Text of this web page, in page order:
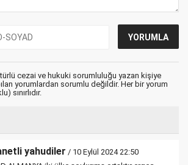
türlü cezai ve hukuki sorumluluğu yazan kişiye
yorumlardan sorumlu değildir. Her bir yorum
sınırlıdır.
yahudiler / 10 Eylül 2024 22:50